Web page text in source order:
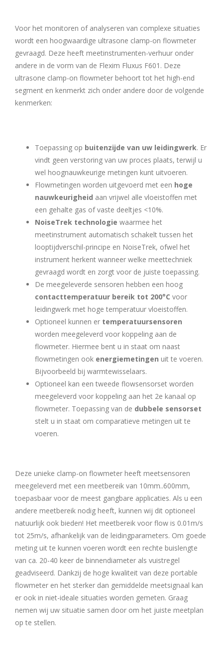
Voor het monitoren of analyseren van complexe situaties
wordt een hoogwaardige ultrasone clamp-on flowmeter
gevraagd. Deze heeft meetinstrumenten-verhuur onder
andere in de vorm van de Flexim Fluxus F601. Deze
ultrasone clamp-on flowmeter behoort tot het high-end
segment en kenmerkt zich onder andere door de volgende
kenmerken:
Toepassing op buitenzijde van uw leidingwerk. Er
vindt geen verstoring van uw proces plaats, terwijl u
wel hoognauwkeurige metingen kunt uitvoeren.
Flowmetingen worden uitgevoerd met een hoge
nauwkeurigheid aan vrijwel alle vloeistoffen met
een gehalte gas of vaste deeltjes <10%.
NoiseTrek technologie waarmee het
meetinstrument automatisch schakelt tussen het
looptijdverschil-principe en NoiseTrek, ofwel het
instrument herkent wanneer welke meettechniek
gevraagd wordt en zorgt voor de juiste toepassing.
De meegeleverde sensoren hebben een hoog
contacttemperatuur bereik tot 200°C voor
leidingwerk met hoge temperatuur vloeistoffen.
Optioneel kunnen er temperatuursensoren
worden meegeleverd voor koppeling aan de
flowmeter. Hiermee bent u in staat om naast
flowmetingen ook energiemetingen uit te voeren.
Bijvoorbeeld bij warmtewisselaars.
Optioneel kan een tweede flowsensorset worden
meegeleverd voor koppeling aan het 2e kanaal op
flowmeter. Toepassing van de dubbele sensorset
stelt u in staat om comparatieve metingen uit te
voeren.
Deze unieke clamp-on flowmeter heeft meetsensoren
meegeleverd met een meetbereik van 10mm..600mm,
toepasbaar voor de meest gangbare applicaties. Als u een
andere meetbereik nodig heeft, kunnen wij dit optioneel
natuurlijk ook bieden! Het meetbereik voor flow is 0.01m/s
tot 25m/s, afhankelijk van de leidingparameters. Om goede
meting uit te kunnen voeren wordt een rechte buislengte
van ca. 20-40 keer de binnendiameter als vuistregel
geadviseerd. Dankzij de hoge kwaliteit van deze portable
flowmeter en het sterker dan gemiddelde meetsignaal kan
er ook in niet-ideale situaties worden gemeten. Graag
nemen wij uw situatie samen door om het juiste meetplan
op te stellen.